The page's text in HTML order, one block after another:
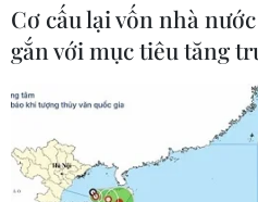
thần "tương thân tương ái"
Bản
Trại Hè Việt Nam: Kết nối
người Việt Nam ở nước
Cơ cấu lại vốn nhà
gắn với mục tiêu tăng